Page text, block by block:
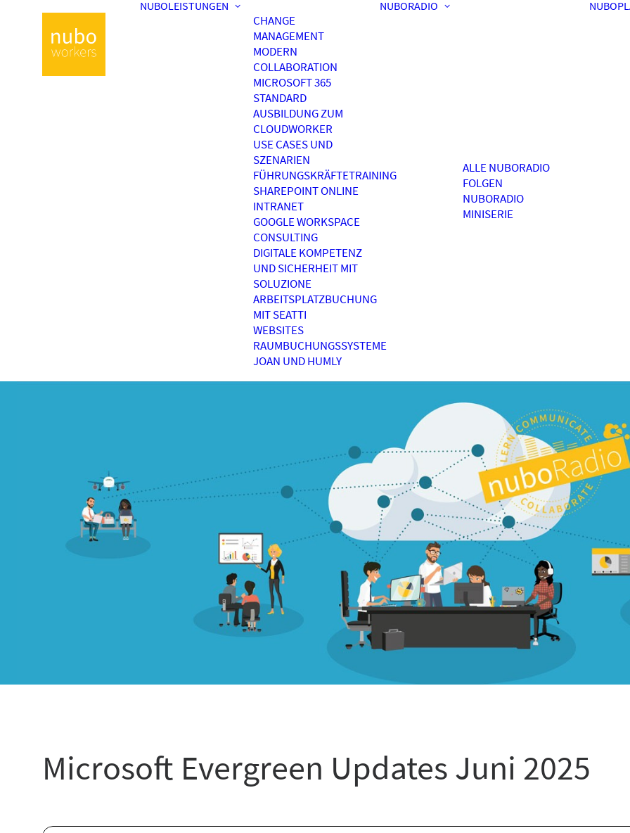
NUBOLEISTUNGEN
CHANGE
MANAGEMENT
MODERN
COLLABORATION
MICROSOFT 365
STANDARD
AUSBILDUNG ZUM
CLOUDWORKER
USE CASES UND
SZENARIEN
FÜHRUNGSKRÄFTETRAINING
SHAREPOINT ONLINE
INTRANET
GOOGLE WORKSPACE
CONSULTING
DIGITALE KOMPETENZ
UND SICHERHEIT MIT
SOLUZIONE
ARBEITSPLATZBUCHUNG
MIT SEATTI
WEBSITES
RAUMBUCHUNGSSYSTEME
JOAN UND HUMLY
NUBORADIO
ALLE NUBORADIO
FOLGEN
NUBORADIO
MINISERIE
Microsoft Evergreen Updates Juni 2025